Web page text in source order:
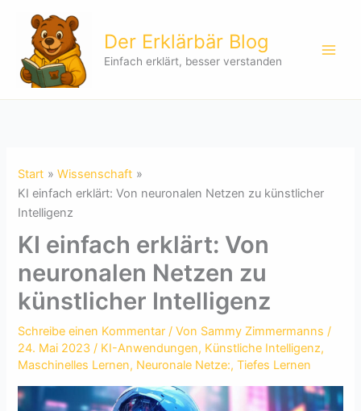
springen
Der Erklärbär Blog
Einfach erklärt, besser verstanden
Start
Wissenschaft
KI einfach erklärt: Von neuronalen Netzen zu künstlicher
Intelligenz
KI einfach erklärt: Von
neuronalen Netzen zu
künstlicher Intelligenz
Schreibe einen Kommentar / Von Sammy Zimmermanns/
24. Mai 2023/ KI-Anwendungen, Künstliche Intelligenz,
Maschinelles Lernen, Neuronale Netze:,Tiefes Lernen